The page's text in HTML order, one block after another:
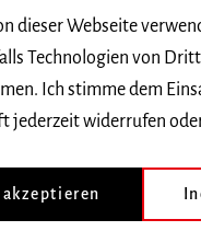
BZ-Kartenservice
Kaiser-Joseph-Straße
79098 Freiburg
Telefon 0761 4968888
dieser Webseite
Technologien von
Ich stimme dem
jederzeit widerrufen